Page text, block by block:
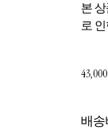
본
로
배